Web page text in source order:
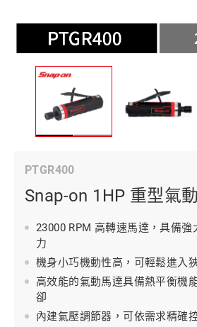
PTGR400
Snap-on 1HP 重型氣
23000 RPM 高轉速馬達，具備
力
機身小巧機動性高，可輕鬆進入
高效能的氣動馬達具備熱平衡機
卻
內建氣壓調節器，可依需求精確